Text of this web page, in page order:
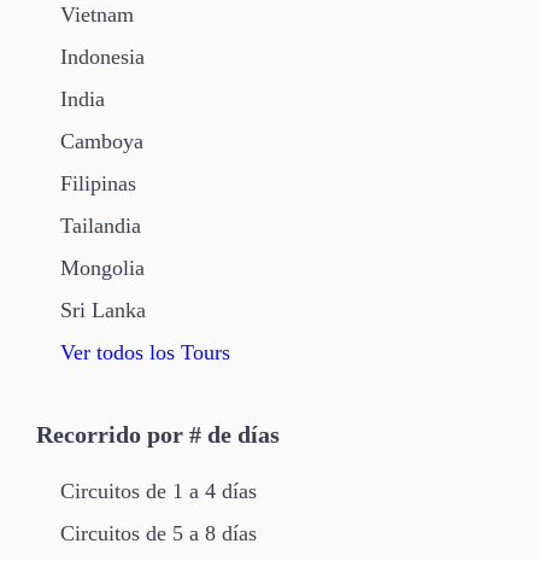
Vietnam
Indonesia
India
Camboya
Filipinas
Tailandia
Mongolia
Sri Lanka
Ver todos los Tours
Recorrido por # de días
Circuitos de 1 a 4 días
Circuitos de 5 a 8 días